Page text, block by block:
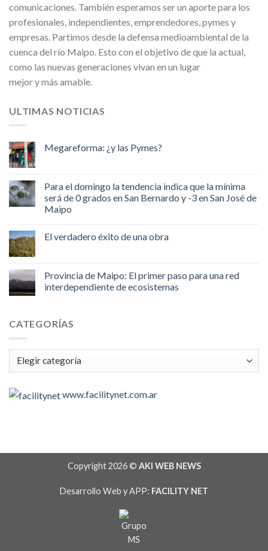
comunicaciones. También esperamos ser un aporte para los
profesionales, independientes, emprendedores, pymes y
empresas. Partimos desde la defensa medioambiental de la
cuenca del río Maipo. Esto con el objetivo de que la actual,
como las nuevas generaciones vivan en un lugar
mejor y más amable.
ULTIMAS NOTICIAS
Megareforma: ¿y las Pymes?
Para el domingo la tendencia indica que la mínima
será de 0 grados en San Bernardo y -3 en San José de
Maipo
El verdadero éxito de una obra
Provincia de Maipo: El primer paso para una red
interdependiente de ecosistemas
CATEGORÍAS
Categorías
www.facilitynet.com.ar
Copyright 2026 © AKI WEB NEWS
Desarrollo Web y APP: FACILITY NET